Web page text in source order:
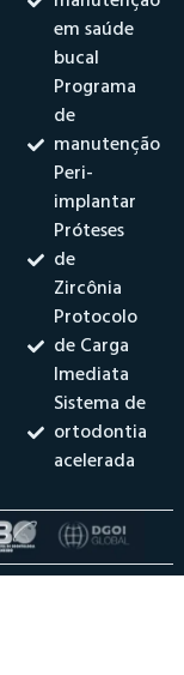
em saúde
bucal
Programa
de
manutenção
Peri-
implantar
Próteses
de
Zircônia
Protocolo
de Carga
Imediata
Sistema de
ortodontia
acelerada